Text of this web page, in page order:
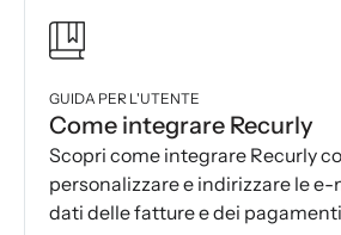
GUIDA PER L'UTENTE
Come integrare Recurly
Scopri come integrare Recurly
personalizzare e indirizzare le e-
dati delle fatture e dei